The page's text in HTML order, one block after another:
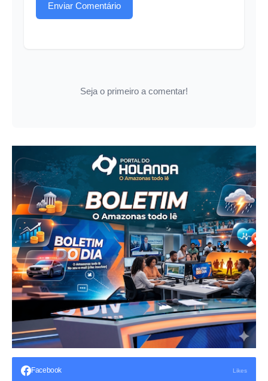
Enviar Comentário
Seja o primeiro a comentar!
Facebook Likes